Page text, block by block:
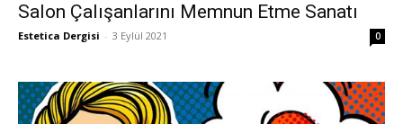
Salon Çalışanlarını Memnun Etme Sanatı
Estetica Dergisi - 3 Eylül 2021 0